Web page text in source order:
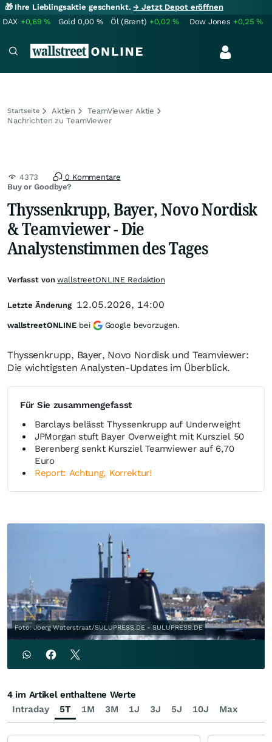
🎁 Ihre Lieblingsaktie geschenkt.→ Jetzt Depot eröffnen
DAX +0,69% Gold 0,00 % Öl (Brent) +0,02% Dow Jones +0,25%
Startseite Aktien
TeamViewer Aktie
Nachrichten zu TeamViewer
Buy or Goodbye?
4373 0 Kommentare
Thyssenkrupp, Bayer, Novo Nordisk
& Teamviewer - Die
Analystenstimmen des Tages
Thyssenkrupp, Bayer, Novo Nordisk und Teamviewer:
Die wichtigsten Analysten-Updates im Überblick.
Für Sie zusammengefasst
Barclays belässt Thyssenkrupp auf Underweight
JPMorgan stuft Bayer Overweight mit Kursziel 50
Berenberg senkt Kursziel Teamviewer auf 6,70
Euro
Report: Achtung, Korrektur!
Foto: Joerg Waterstraat/SULUPRESS.DE - SULUPRESS.DE
Verfasst vonwallstreetONLINE Redaktion
Letzte Änderung 12.05.2026, 14:00
wallstreetONLINE bei Google bevorzugen.
Intraday 5T 1M 3M 1J 3J 5J 10J Max
4 im Artikel enthaltene Werte